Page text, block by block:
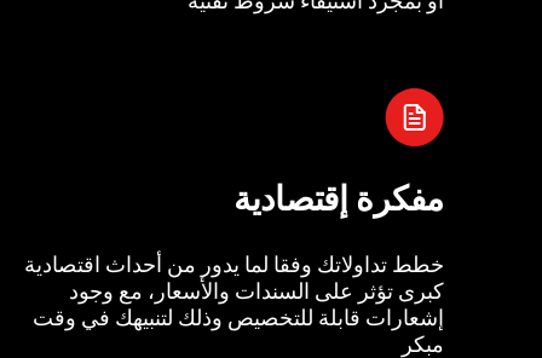
مفكرة إقتصادية
خطط تداولاتك وفقا لما يدور من أحداث اقتصادية
كبرى تؤثر على السندات والأسعار، مع وجود
إشعارات قابلة للتخصيص وذلك لتنبيهك في وقت
مبكر